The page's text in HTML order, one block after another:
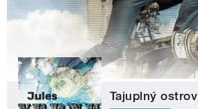
Tajuplný ostrov